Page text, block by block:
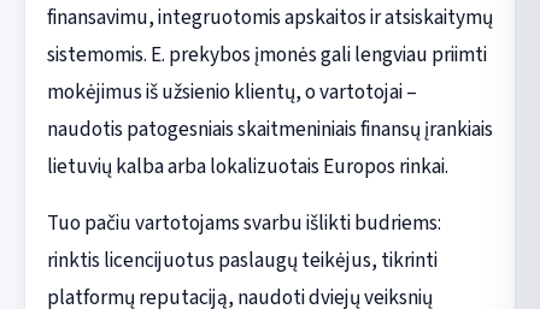
finansavimu, integruotomis apskaitos ir atsiskaitymų
sistemomis. E. prekybos įmonės gali lengviau priimti
mokėjimus iš užsienio klientų, o vartotojai –
naudotis patogesniais skaitmeniniais finansų įrankiais
lietuvių kalba arba lokalizuotais Europos rinkai.
Tuo pačiu vartotojams svarbu išlikti budriems:
rinktis licencijuotus paslaugų teikėjus, tikrinti
platformų reputaciją, naudoti dviejų veiksnių